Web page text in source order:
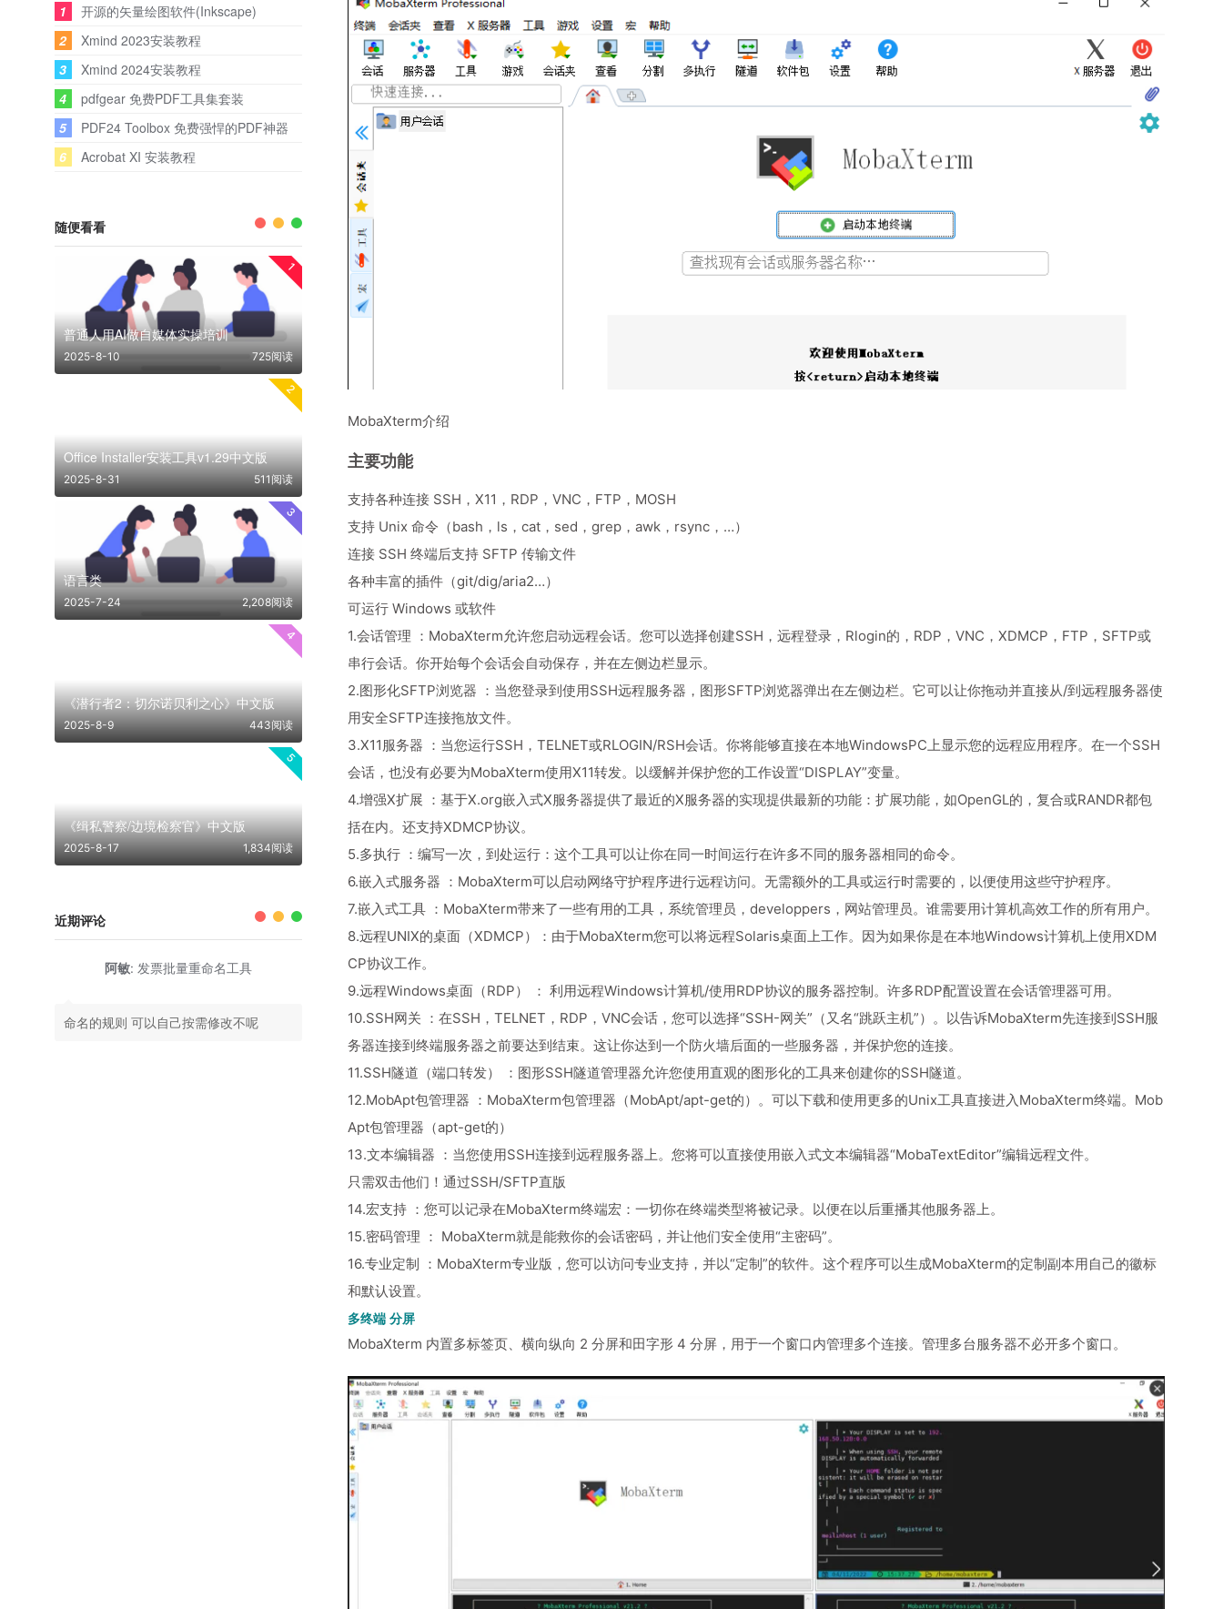
MobaXterm介绍
主要功能
支持各种连接 SSH，X11，RDP，VNC，FTP，MOSH
支持 Unix 命令（bash，ls，cat，sed，grep，awk，rsync，…）
连接 SSH 终端后支持 SFTP 传输文件
各种丰富的插件（git/dig/aria2…）
可运行 Windows 或软件
1.会话管理 ：MobaXterm允许您启动远程会话。您可以选择创建SSH，远程登录，Rlogin的，RDP，VNC，XDMCP，FTP，SFTP或
串行会话。你开始每个会话会自动保存，并在左侧边栏显示。
2.图形化SFTP浏览器 ：当您登录到使用SSH远程服务器，图形SFTP浏览器弹出在左侧边栏。它可以让你拖动并直接从/到远程服务器使
用安全SFTP连接拖放文件。
3.X11服务器 ：当您运行SSH，TELNET或RLOGIN/RSH会话。你将能够直接在本地WindowsPC上显示您的远程应用程序。在一个SSH
会话，也没有必要为MobaXterm使用X11转发。以缓解并保护您的工作设置“DISPLAY”变量。
4.增强X扩展 ：基于X.org嵌入式X服务器提供了最近的X服务器的实现提供最新的功能：扩展功能，如OpenGL的，复合或RANDR都包
括在内。还支持XDMCP协议。
5.多执行 ：编写一次，到处运行：这个工具可以让你在同一时间运行在许多不同的服务器相同的命令。
6.嵌入式服务器 ：MobaXterm可以启动网络守护程序进行远程访问。无需额外的工具或运行时需要的，以便使用这些守护程序。
7.嵌入式工具 ：MobaXterm带来了一些有用的工具，系统管理员，developpers，网站管理员。谁需要用计算机高效工作的所有用户。
8.远程UNIX的桌面（XDMCP）：由于MobaXterm您可以将远程Solaris桌面上工作。因为如果你是在本地Windows计算机上使用XDM
CP协议工作。
9.远程Windows桌面（RDP） ： 利用远程Windows计算机/使用RDP协议的服务器控制。许多RDP配置设置在会话管理器可用。
10.SSH网关 ：在SSH，TELNET，RDP，VNC会话，您可以选择“SSH-网关”（又名“跳跃主机”）。以告诉MobaXterm先连接到SSH服
务器连接到终端服务器之前要达到结束。这让你达到一个防火墙后面的一些服务器，并保护您的连接。
11.SSH隧道（端口转发） ：图形SSH隧道管理器允许您使用直观的图形化的工具来创建你的SSH隧道。
12.MobApt包管理器 ：MobaXterm包管理器（MobApt/apt-get的）。可以下载和使用更多的Unix工具直接进入MobaXterm终端。Mob
Apt包管理器（apt-get的）
13.文本编辑器 ：当您使用SSH连接到远程服务器上。您将可以直接使用嵌入式文本编辑器“MobaTextEditor”编辑远程文件。
只需双击他们！通过SSH/SFTP直版
14.宏支持 ：您可以记录在MobaXterm终端宏：一切你在终端类型将被记录。以便在以后重播其他服务器上。
15.密码管理 ： MobaXterm就是能救你的会话密码，并让他们安全使用“主密码”。
16.专业定制 ：MobaXterm专业版，您可以访问专业支持，并以“定制”的软件。这个程序可以生成MobaXterm的定制副本用自己的徽标
和默认设置。
多终端 分屏
MobaXterm 内置多标签页、横向纵向 2 分屏和田字形 4 分屏，用于一个窗口内管理多个连接。管理多台服务器不必开多个窗口。
1
开源的矢量绘图软件(Inkscape)
2
Xmind 2023安装教程
3
Xmind 2024安装教程
4
pdfgear 免费PDF工具集套装
5
PDF24 Toolbox 免费强悍的PDF神器
6
Acrobat XI 安装教程
随便看看
1
普通人用AI做自媒体实操培训
2025-8-10 725阅读
2
Office Installer安装工具v1.29中文版
2025-8-31 511阅读
3
语言类
2025-7-24 2,208阅读
4
《潜行者2：切尔诺贝利之心》中文版
2025-8-9 443阅读
5
《缉私警察/边境检察官》中文版
2025-8-17 1,834阅读
近期评论
阿敏: 发票批量重命名工具
命名的规则 可以自己按需修改不呢